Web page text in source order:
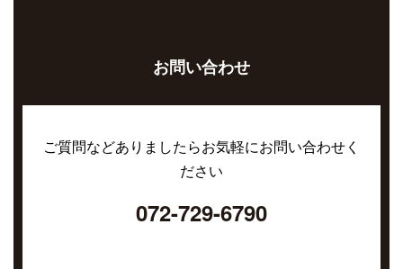
お問い合わせ
ご質問などありましたらお気軽にお問い合わせく
ださい
072-729-6790